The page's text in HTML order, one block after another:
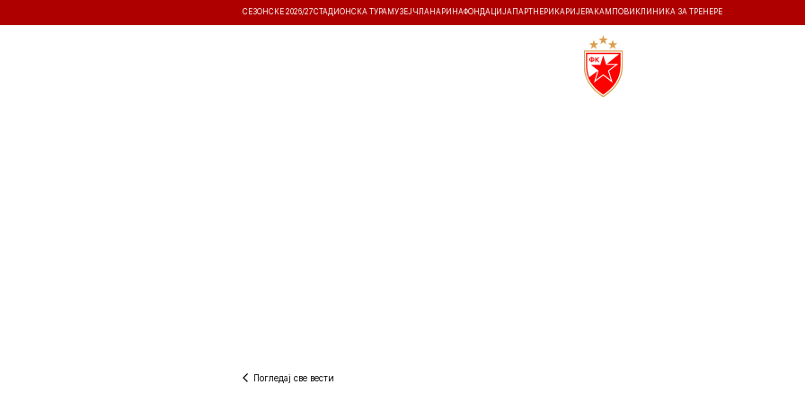
СЕЗОНСКЕ 2026/27СТАДИОНСКА ТУРА МУЗЕЈ ЧЛАНАРИНАФОНДАЦИЈА ПАРТНЕРИ КАРИЈЕРА КАМПОВИ КЛИНИКА ЗА ТРЕНЕРЕ
Погледај све вести